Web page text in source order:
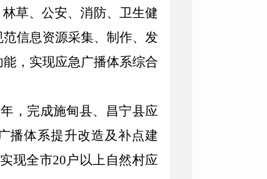
林草、公安、消防、 卫生健
范信息资源采集、制作、发
，实现应急广播体系综合
年，完成施甸县、昌宁县应
播体系提升改造及补点建
实现全市20户以上自然村应